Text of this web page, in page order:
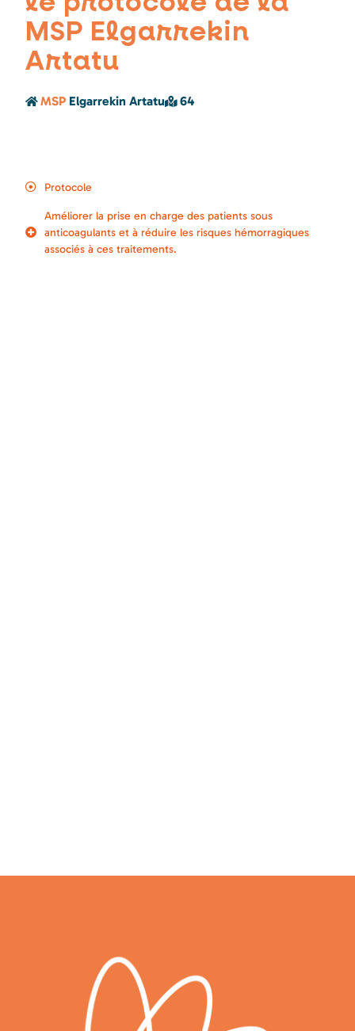
MSP Elgarrekin
Artatu
MSP Elgarrekin Artatu 64
Protocole
Améliorer la prise en charge des patients sous
anticoagulants et à réduire les risques hémorragiques
associés à ces traitements.